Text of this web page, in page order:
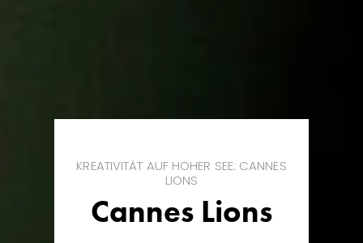
KREATIVITÄT AUF HOHER SEE: CANNES
LIONS
Cannes Lions